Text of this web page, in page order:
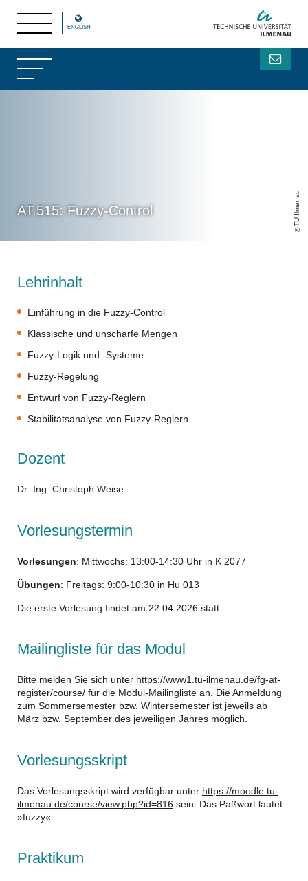
AT.515: Fuzzy-Control TU Ilmenau
ENGLISH
Lehrinhalt
Einführung in die Fuzzy-Control
Klassische und unscharfe Mengen
Fuzzy-Logik und -Systeme
Fuzzy-Regelung
Entwurf von Fuzzy-Reglern
Stabilitätsanalyse von Fuzzy-Reglern
Dozent
Dr.-Ing. Christoph Weise
Vorlesungstermin
Vorlesungen: Mittwochs: 13:00-14:30 Uhr in K 2077
Übungen: Freitags: 9:00-10:30 in Hu 013
Die erste Vorlesung findet am 22.04.2026 statt.
Mailingliste für das Modul
Bitte melden Sie sich unter https://www1.tu-ilmenau.de/fg-at-
register/course/ für die Modul-Mailingliste an. Die Anmeldung
zum Sommersemester bzw. Wintersemester ist jeweils ab
März bzw. September des jeweiligen Jahres möglich.
Vorlesungsskript
Das Vorlesungsskript wird verfügbar unter https://moodle.tu-
ilmenau.de/course/view.php?id=816 sein. Das Paßwort lautet
»fuzzy«.
Praktikum